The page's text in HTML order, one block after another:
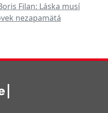
Filan: Láska musí
nezapamätá